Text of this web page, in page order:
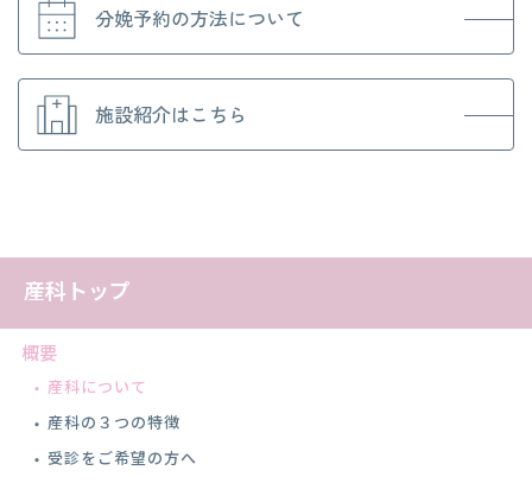
産科トップ
概要
産科について
産科の３つの特徴
受診をご希望の方へ
分娩予約の方法について
施設紹介はこちら